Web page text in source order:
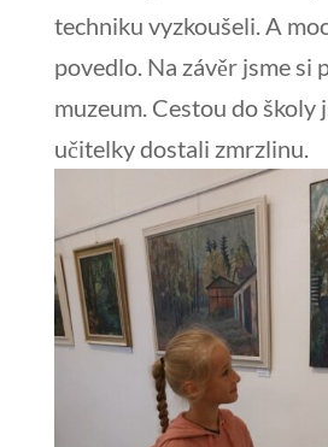
techniku vyzkoušeli. A
povedlo. Na závěr jsme si
muzeum. Cestou do školy
učitelky dostali zmrzlinu.